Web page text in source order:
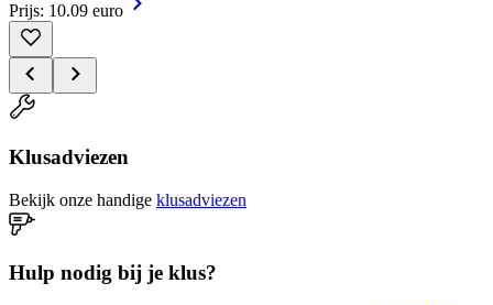
Prijs: 10.09 euro
Klusadviezen
Bekijk onze handige klusadviezen
Hulp nodig bij je klus?